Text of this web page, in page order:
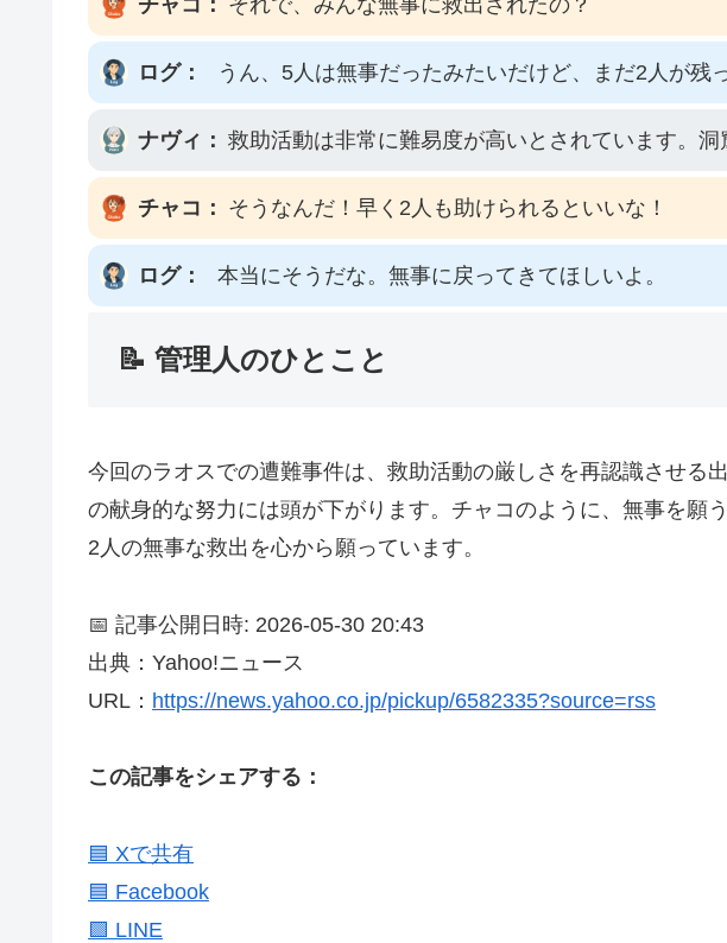
ログ： うん、5人は無事だったみたいだけど、まだ2人が残
ナヴィ： 救助活動は非常に難易度が高いとされています。
チャコ： そうなんだ！早く2人も助けられるといいな！
ログ： 本当にそうだな。無事に戻ってきてほしいよ。
📝 管理人のひとこと
今回のラオスでの遭難事件は、救助活動の厳しさを再認識させる
の献身的な努力には頭が下がります。チャコのように、無事を願
2人の無事な救出を心から願っています。
📅 記事公開日時: 2026-05-30 20:43
出典：Yahoo!ニュース
URL： https://news.yahoo.co.jp/pickup/6582335?source=rss
この記事をシェアする：
🟦 Xで共有
🟦 Facebook
🟩 LINE